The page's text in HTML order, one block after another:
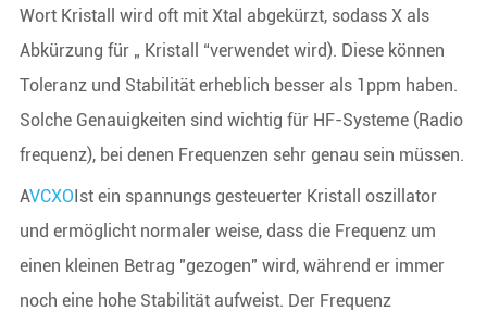
Wort Kristall wird oft mit Xtal abgekürzt, sodass X als
Abkürzung für „ Kristall “verwendet wird). Diese können
Toleranz und Stabilität erheblich besser als 1ppm haben.
Solche Genauigkeiten sind wichtig für HF-Systeme (Radio
frequenz), bei denen Frequenzen sehr genau sein müssen.
AVCXOIst ein spannungs gesteuerter Kristall oszillator
und ermöglicht normaler weise, dass die Frequenz um
einen kleinen Betrag "gezogen" wird, während er immer
noch eine hohe Stabilität aufweist. Der Frequenz